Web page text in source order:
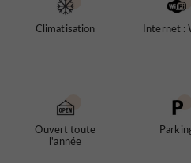
Climatisation Internet :
Ouvert toute
l'année